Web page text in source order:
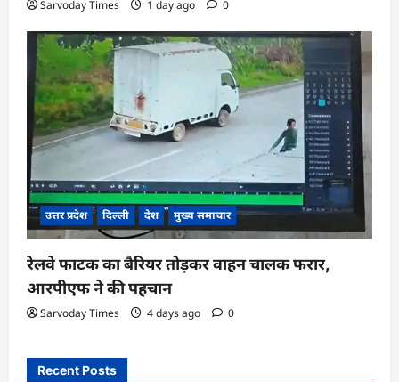
Sarvoday Times 1 day ago 0
उत्तर प्रदेश दिल्ली देश मुख्य समाचार
रेलवे फाटक का बैरियर तोड़कर वाहन चालक फरार,
आरपीएफ ने की पहचान
Sarvoday Times 4 days ago 0
Recent Posts